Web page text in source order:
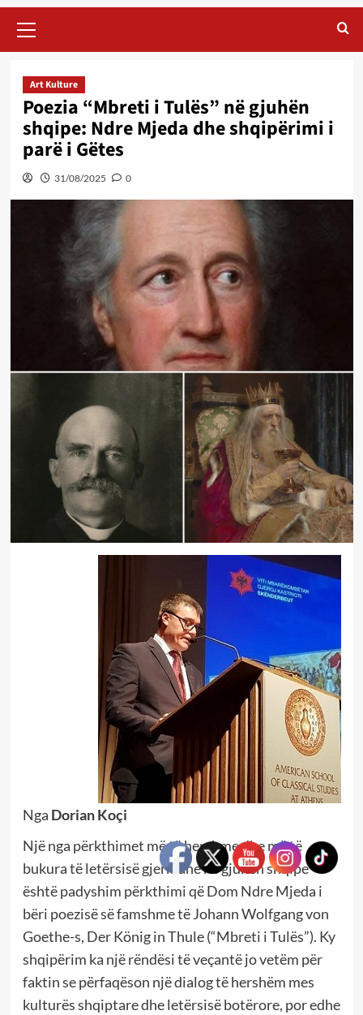
Menu
Art Kulture
Poezia “Mbreti i Tulës” në gjuhën
shqipe: Ndre Mjeda dhe shqipërimi i
parë i Gëtes
31/08/2025 0
Nga Dorian Koçi
Një nga përkthimet më të hershme dhe më të
bukura të letërsisë gjermane në gjuhën shqipe
është padyshim përkthimi që Dom Ndre Mjeda i
bëri poezisë së famshme të Johann Wolfgang von
Goethe-s, Der König in Thule (“Mbreti i Tulës”). Ky
shqipërim ka një rëndësi të veçantë jo vetëm për
faktin se përfaqëson një dialog të hershëm mes
kulturës shqiptare dhe letërsisë botërore, por edhe